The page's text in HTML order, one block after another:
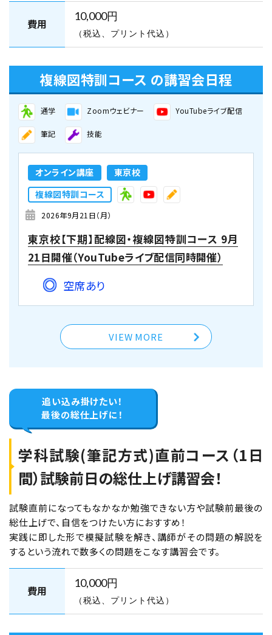
北海道札幌校【下期】第二種電気工事士学科
試験（CBT・筆記）対策 10月1日・2日開催
空席あり
オンライン講座
東京校
学科コース（2日間）
2026年10月3日（土） 2026年10月4日（日）
東京校【下期】第二種電気工事士学科試験
（CBT・筆記）対策 10月3日・4日開催
（YouTubeライブ配信同時開催）
空席あり
埼玉大宮会場
埼玉会場【下期】第二種電気工事士学科試験
空席あり
大阪会場 学科コース（2日間）
2026年10月3日（土） 2026年10月4日（日）
大阪会場【下期】第二種電気工事士学科試験
空席あり
2026年10月3日（土） 2026年10月4日（日）
費用
10,000円
（税込、プリント代込）
複線図特訓コース の講習会日程
通学 Zoomウェビナー YouTubeライブ配信
筆記 技能
オンライン講座
東京校
複線図特訓コース
2026年9月21日（月）
東京校【下期】配線図・複線図特訓コース 9月
21日開催（YouTubeライブ配信同時開催）
空席あり
VIEW MORE
追い込み掛けたい！
最後の総仕上げに！
学科試験(筆記方式)直前コース（1日
間）試験前日の総仕上げ講習会！
試験直前になってもなかなか勉強できない方や試験前最後の
総仕上げで、自信をつけたい方におすすめ！
実践に即した形で模擬試験を解き、講師がその問題の解説を
するという流れで数多くの問題をこなす講習会です。
費用
10,000円
（税込、プリント代込）